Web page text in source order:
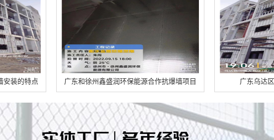
广东和徐州鑫盛润环保能源合作抗爆墙项目 广东乌达区美方焦化泄爆墙安装